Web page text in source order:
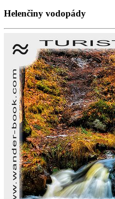
Helenčiny vodopády